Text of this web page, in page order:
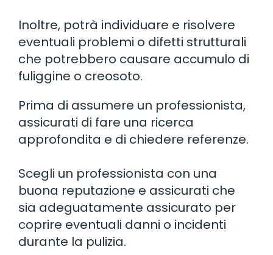
Inoltre, potrà individuare e risolvere
eventuali problemi o difetti strutturali
che potrebbero causare accumulo di
fuliggine o creosoto.
Prima di assumere un professionista,
assicurati di fare una ricerca
approfondita e di chiedere referenze.
Scegli un professionista con una
buona reputazione e assicurati che
sia adeguatamente assicurato per
coprire eventuali danni o incidenti
durante la pulizia.